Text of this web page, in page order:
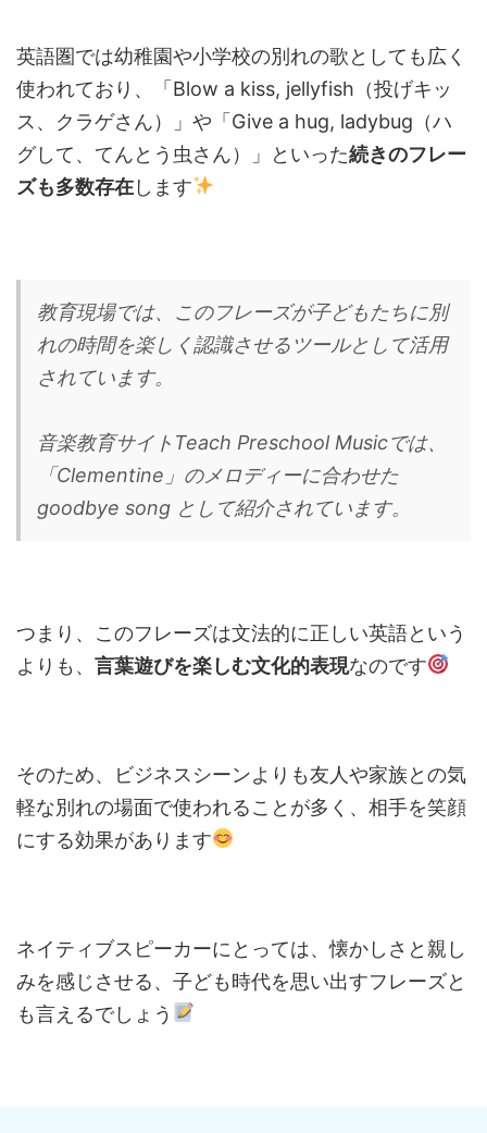
英語圏では幼稚園や小学校の別れの歌としても広く
使われており、「Blow a kiss, jellyfish（投げキッ
ス、クラゲさん）」や「Give a hug, ladybug（ハ
グして、てんとう虫さん）」といった続きのフレー
ズも多数存在します
教育現場では、このフレーズが子どもたちに別
れの時間を楽しく認識させるツールとして活用
されています。
音楽教育サイトTeach Preschool Musicでは、
「Clementine」のメロディーに合わせた
goodbye song として紹介されています。
つまり、このフレーズは文法的に正しい英語という
よりも、 言葉遊びを楽しむ文化的表現なのです
そのため、ビジネスシーンよりも友人や家族との気
軽な別れの場面で使われることが多く、相手を笑顔
にする効果があります
ネイティブスピーカーにとっては、懐かしさと親し
みを感じさせる、子ども時代を思い出すフレーズと
も言えるでしょう